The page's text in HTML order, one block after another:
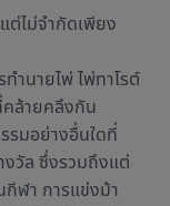
ต่ไม่จำกัดเพียง
ำนายไพ่ ไพ่ทาโรต์
คล้ายคลึงกัน
รมอย่างอื่นใดที่
งวัล ซึ่งรวมถึงแต่
กีฬา การแข่งม้า